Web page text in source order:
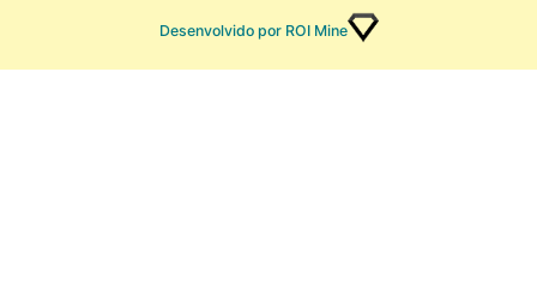
Desenvolvido por ROI Mine